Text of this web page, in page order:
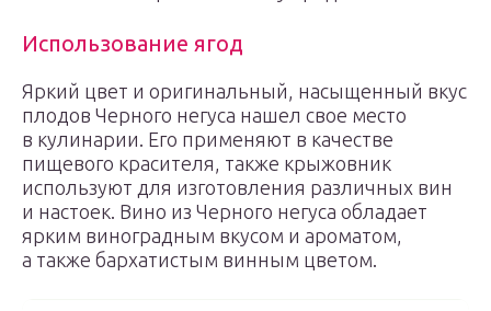
Использование ягод
Яркий цвет и оригинальный, насыщенный вкус
плодов Черного негуса нашел свое место
в кулинарии. Его применяют в качестве
пищевого красителя, также крыжовник
используют для изготовления различных вин
и настоек. Вино из Черного негуса обладает
ярким виноградным вкусом и ароматом,
а также бархатистым винным цветом.